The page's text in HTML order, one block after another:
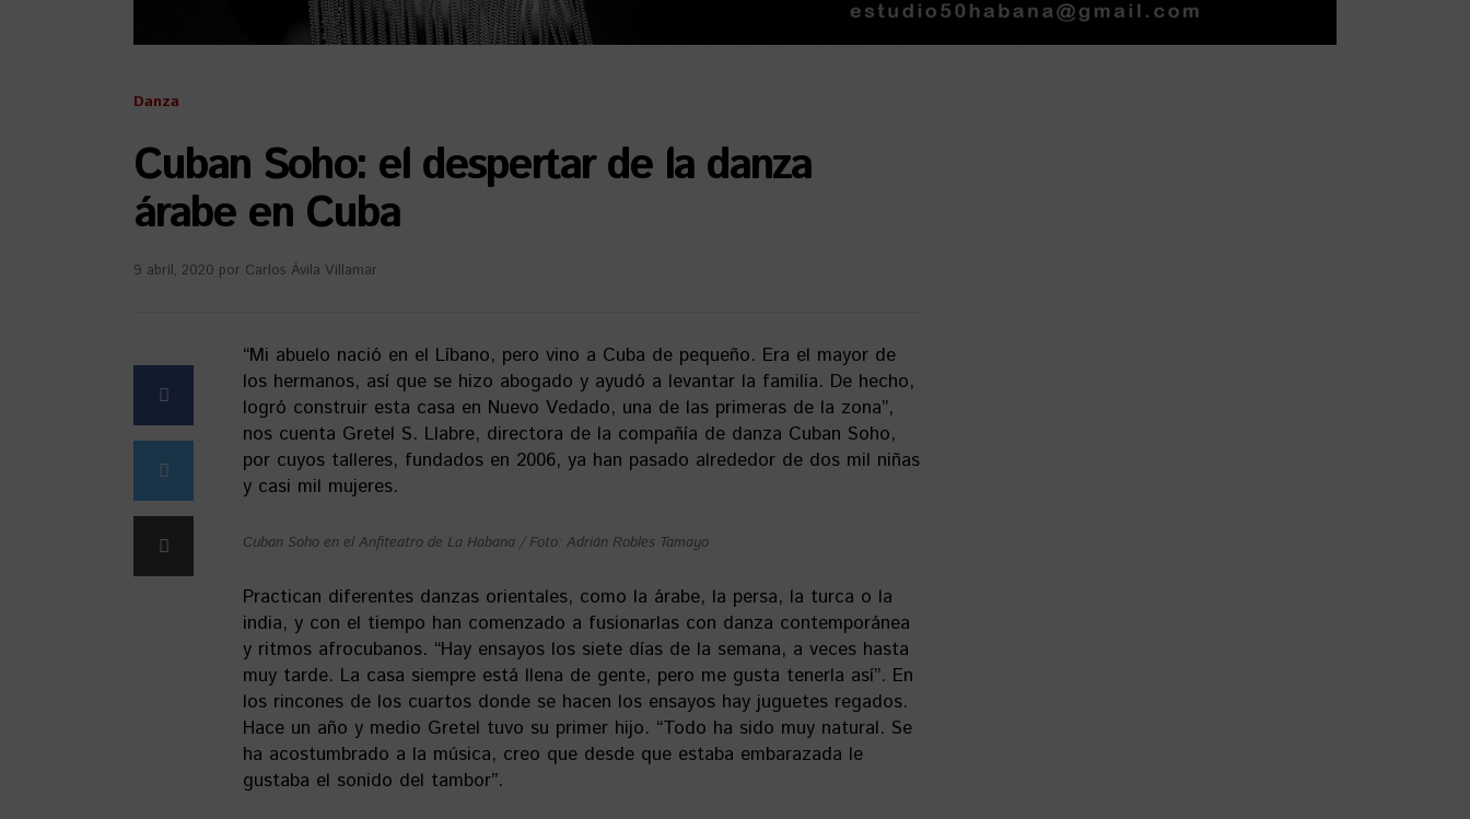
Danza
Cuban Soho: el despertar de la danza
árabe en Cuba
9 abril, 2020 por Carlos Ávila Villamar
“Mi abuelo nació en el Líbano, pero vino a Cuba de pequeño. Era el mayor de
los hermanos, así que se hizo abogado y ayudó a levantar la familia. De hecho,
logró construir esta casa en Nuevo Vedado, una de las primeras de la zona”,
nos cuenta Gretel S. Llabre, directora de la compañía de danza Cuban Soho,
por cuyos talleres, fundados en 2006, ya han pasado alrededor de dos mil niñas
y casi mil mujeres.
Cuban Soho en el Anfiteatro de La Habana / Foto: Adrián Robles Tamayo
Practican diferentes danzas orientales, como la árabe, la persa, la turca o la
india, y con el tiempo han comenzado a fusionarlas con danza contemporánea
y ritmos afrocubanos. “Hay ensayos los siete días de la semana, a veces hasta
muy tarde. La casa siempre está llena de gente, pero me gusta tenerla así”. En
los rincones de los cuartos donde se hacen los ensayos hay juguetes regados.
Hace un año y medio Gretel tuvo su primer hijo. “Todo ha sido muy natural. Se
ha acostumbrado a la música, creo que desde que estaba embarazada le
gustaba el sonido del tambor”.